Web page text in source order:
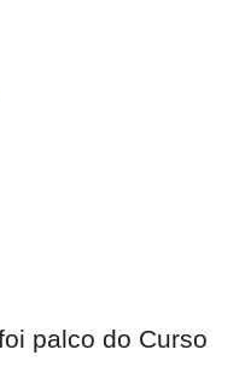
palco do Curso